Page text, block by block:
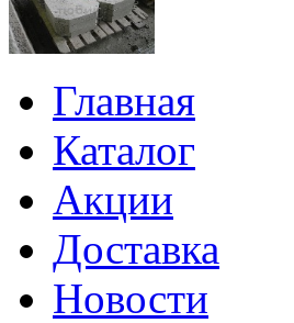
Главная
Каталог
Акции
Доставка
Новости